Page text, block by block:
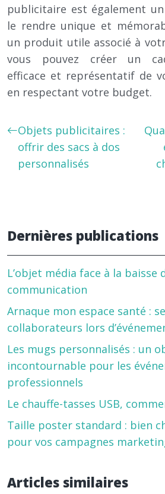
publicitaire est également
le rendre unique et
un produit utile associé à
vous pouvez créer un
efficace et représentatif de
en respectant votre budget.
Objets publicitaires :
offrir des sacs à dos
personnalisés
Dernières publications
L’objet média face à la baisse
communication
Arnaque mon espace santé :
collaborateurs lors
Les mugs personnalisés : un
incontournable pour les
professionnels
Le chauffe-tasses USB,
Taille poster standard : bien
pour vos campagnes
Articles similaires